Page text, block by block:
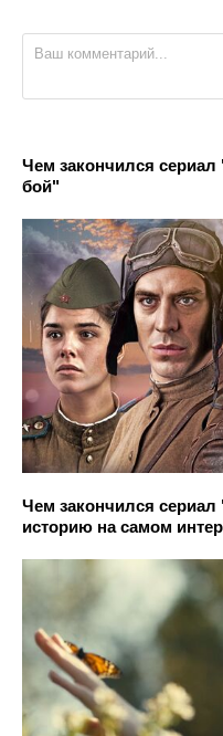
Чем закончился
бой"
Чем закончился
историю на самом